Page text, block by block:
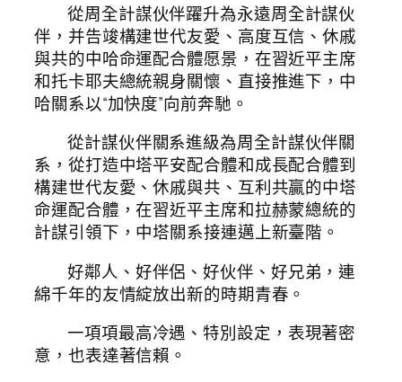
從周全計謀伙伴躍升為永遠周全計謀伙
伴，并告竣構建世代友愛、高度互信、休戚
與共的中哈命運配合體愿景，在習近平主席
和托卡耶夫總統親身關懷、直接推進下，中
哈關系以“加快度”向前奔馳。
從計謀伙伴關系進級為周全計謀伙伴關
系，從打造中塔平安配合體和成長配合體到
構建世代友愛、休戚與共、互利共贏的中塔
命運配合體，在習近平主席和拉赫蒙總統的
計謀引領下，中塔關系接連邁上新臺階。
好鄰人、好伴侶、好伙伴、好兄弟，連
綿千年的友情綻放出新的時期青春。
一項項最高冷遇、特別設定，表現著密
意，也表達著信賴。